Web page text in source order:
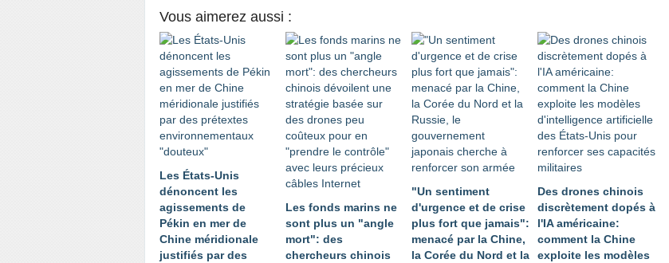
Vous aimerez aussi :
Les États-Unis
dénoncent les
agissements de
Pékin en mer de
Chine méridionale
justifiés par des
Les fonds marins ne
sont plus un "angle
mort": des
chercheurs chinois
"Un sentiment
d'urgence et de crise
plus fort que jamais":
menacé par la Chine,
la Corée du Nord et la
Des drones chinois
discrètement dopés à
l'IA américaine:
comment la Chine
exploite les modèles